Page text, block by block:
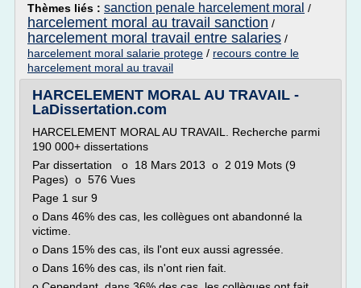
Thèmes liés : sanction penale harcelement moral /
harcelement moral au travail sanction /
harcelement moral travail entre salaries /
harcelement moral salarie protege / recours contre le
harcelement moral au travail
HARCELEMENT MORAL AU TRAVAIL -
LaDissertation.com
HARCELEMENT MORAL AU TRAVAIL. Recherche parmi
190 000+ dissertations
Par dissertation o 18 Mars 2013 o 2 019 Mots (9
Pages) o 576 Vues
Page 1 sur 9
o Dans 46% des cas, les collègues ont abandonné la
victime.
o Dans 15% des cas, ils l'ont eux aussi agressée.
o Dans 16% des cas, ils n'ont rien fait.